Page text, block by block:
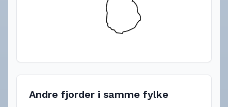
Andre fjorder i samme fylke